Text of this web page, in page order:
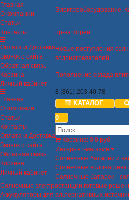
Главная
О компании
Статьи
Контакты
Оплата и Доставка
Звонок с сайта
Обратная связь
Корзина
Личный кабинет
Главная
О компании
Статьи
Контакты
Оплата и Доставка
Звонок с сайта
Обратная связь
Корзина
Личный кабинет
Электрооборудование.
пр-ва Кореи
Новые поступления
водонагревателей.
Пополнение склада
8 (861) 203-40-78
КАТАЛОГ
0
Корзина: 0 0 руб
Интернет-магазин
Солнечные батареи и
Солнечные
Солнечные батареи -
Солнечные электростанции готовые
Аккумуляторы для альтернативных